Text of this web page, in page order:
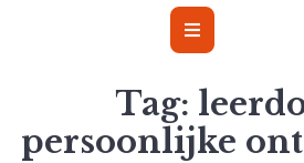
Open
Tag:
persoonlijke